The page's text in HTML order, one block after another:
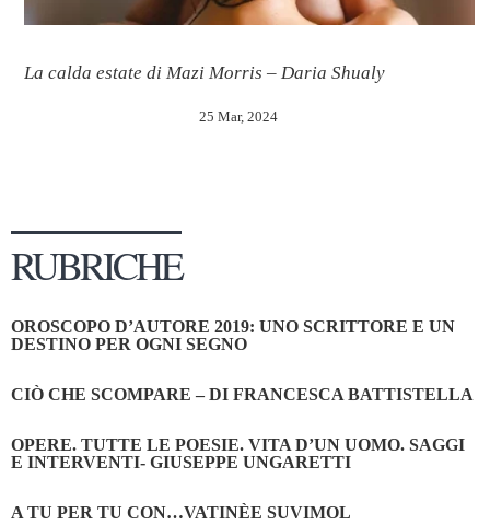
La calda estate di Mazi Morris – Daria Shualy
25 Mar, 2024
RUBRICHE
OROSCOPO D’AUTORE 2019: UNO SCRITTORE E UN
DESTINO PER OGNI SEGNO
CIÒ CHE SCOMPARE – DI FRANCESCA BATTISTELLA
OPERE. TUTTE LE POESIE. VITA D’UN UOMO. SAGGI
E INTERVENTI- GIUSEPPE UNGARETTI
A TU PER TU CON…VATINÈE SUVIMOL